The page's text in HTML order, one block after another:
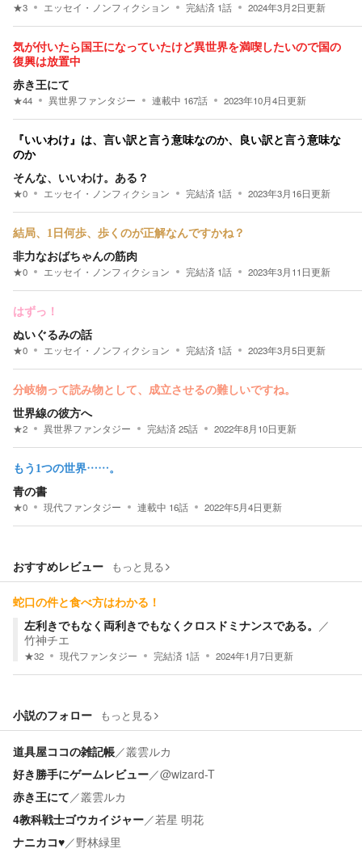
★3 エッセイ・ノンフィクション 完結済 1話 2024年3月2日更新
気が付いたら国王になっていたけど異世界を満喫したいので国の
復興は放置中
赤き王にて
★44 異世界ファンタジー 連載中 167話 2023年10月4日更新
『いいわけ』は、言い訳と言う意味なのか、良い訳と言う意味な
のか
そんな、いいわけ。ある？
★0 エッセイ・ノンフィクション 完結済 1話 2023年3月16日更新
結局、1日何歩、歩くのが正解なんですかね？
非力なおばちゃんの筋肉
★0 エッセイ・ノンフィクション 完結済 1話 2023年3月11日更新
はずっ！
ぬいぐるみの話
★0 エッセイ・ノンフィクション 完結済 1話 2023年3月5日更新
分岐物って読み物として、成立させるの難しいですね。
世界線の彼方へ
★2 異世界ファンタジー 完結済25話 2022年8月10日更新
もう1つの世界……。
青の書
★0 現代ファンタジー 連載中 16話 2022年5月4日更新
おすすめレビュー もっと見る
蛇口の件と食べ方はわかる！
左利きでもなく両利きでもなくクロスドミナンスである。 ／
竹神チエ
★32 現代ファンタジー 完結済 1話 2024年1月7日更新
小説のフォロー もっと見る
道具屋ココの雑記帳／叢雲ルカ
好き勝手にゲームレビュー／@wizard-T
赤き王にて／叢雲ルカ
4教科戦士ゴウカイジャー／若星 明花
ナニカコ♥️／野林緑里